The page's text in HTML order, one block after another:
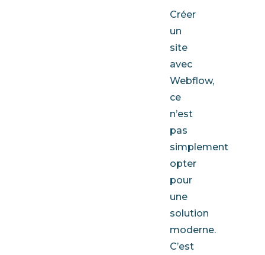
Créer
un
site
avec
Webflow,
ce
n’est
pas
simplement
opter
pour
une
solution
moderne.
C’est